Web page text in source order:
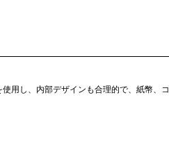
用し、内部デザインも合理的で、紙幣、コ